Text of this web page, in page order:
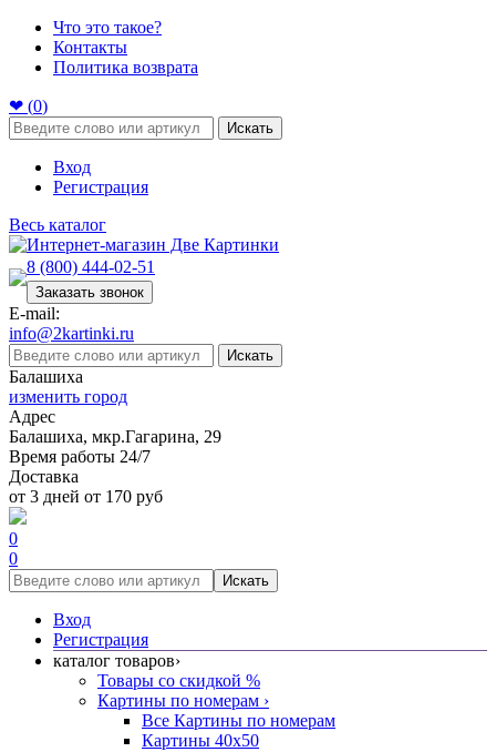
Что это такое?
Контакты
Политика возврата
❤ (0)
Искать
Вход
Регистрация
Весь каталог
8 (800) 444-02-51
Заказать звонок
E-mail:
info@2kartinki.ru
Искать
Балашиха
изменить город
Адрес
Балашиха, мкр.Гагарина, 29
Время работы 24/7
Доставка
от 3 дней от 170 руб
0
0
Искать
Вход
Регистрация
каталог товаров›
Товары со скидкой %
Картины по номерам ›
Все Картины по номерам
Картины 40x50